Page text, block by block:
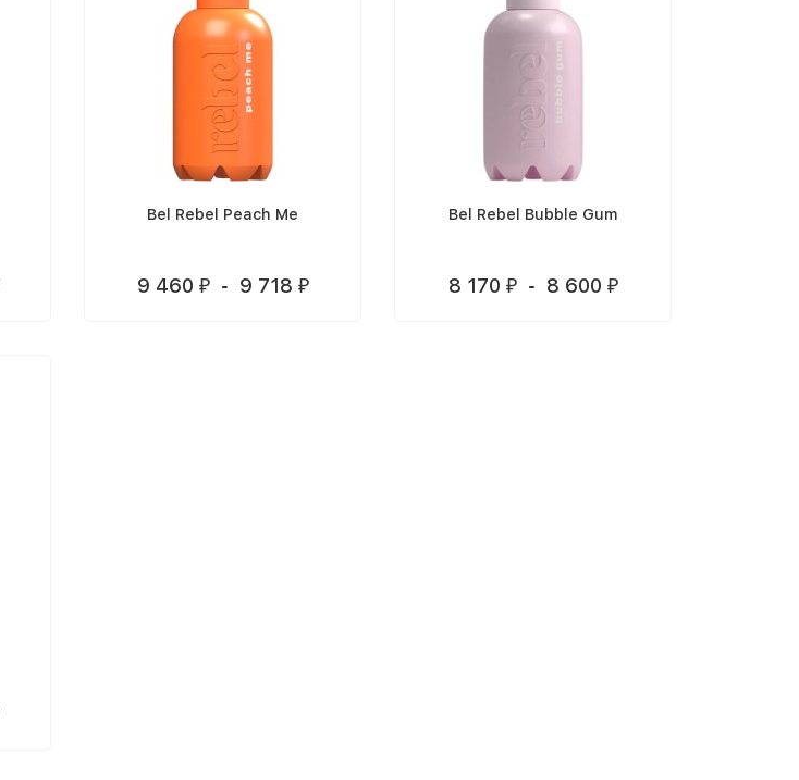
Bel Rebel Peach Me
9 460 ₽ - 9 718 ₽
Bel Rebel Bubble Gum
8 170 ₽ - 8 600 ₽